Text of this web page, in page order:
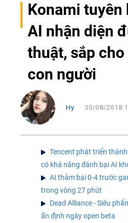
Konami tuyên
AI nhận diện
thuật, sắp
con người
Hy 30/08/2018
Tencent phát triển
có khả năng đánh bại AI
AI thảm bại 0-4 trước
trong vòng 27 phút
Dead Alliance - Siêu
ấn định ngày open beta